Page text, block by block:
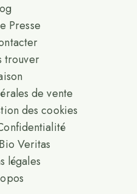
Presse
trouver
de vente
des cookies
Veritas
légales